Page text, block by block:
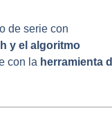
de serie con
y el algoritmo
con la herramienta